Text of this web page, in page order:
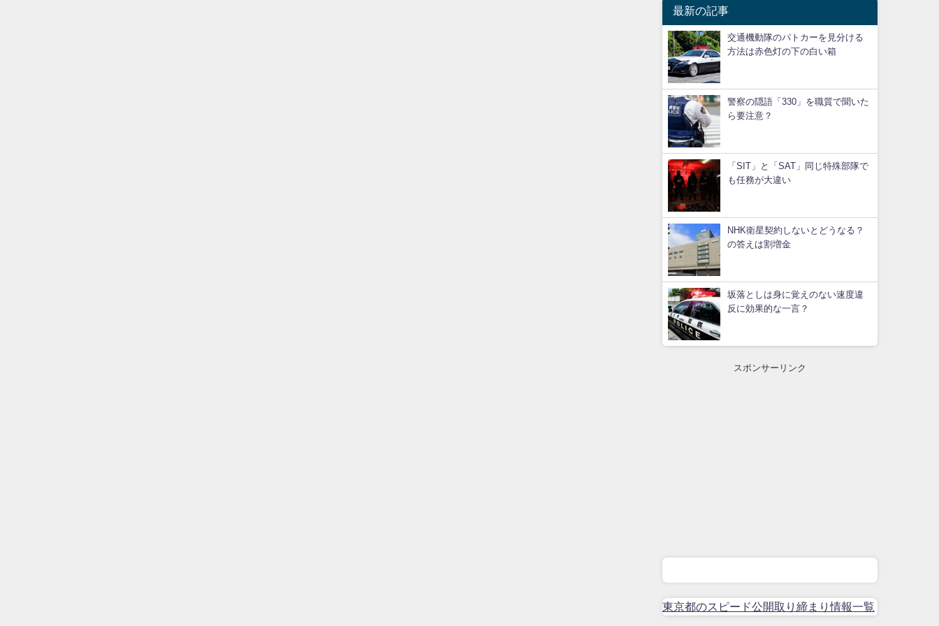
最新の記事
交通機動隊のパトカーを見分ける
方法は赤色灯の下の白い箱
警察の隠語「330」を職質で聞いた
ら要注意？
「SIT」と「SAT」同じ特殊部隊で
も任務が大違い
NHK衛星契約しないとどうなる？
の答えは割増金
坂落としは身に覚えのない速度違
反に効果的な一言？
スポンサーリンク
東京都のスピード公開取り締まり情報一覧